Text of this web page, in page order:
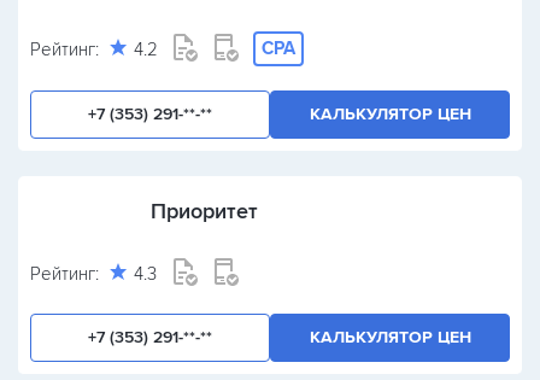
Рейтинг: 4.2 CPA
+7 (353) 291-**-** КАЛЬКУЛЯТОР ЦЕН
Приоритет
Рейтинг: 4.3
+7 (353) 291-**-** КАЛЬКУЛЯТОР ЦЕН